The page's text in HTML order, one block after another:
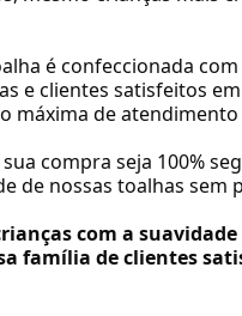
é confeccionada
e clientes satisfeitos
máxima de atendimento
compra seja 100%
de nossas toalhas sem
com a
família de clientes